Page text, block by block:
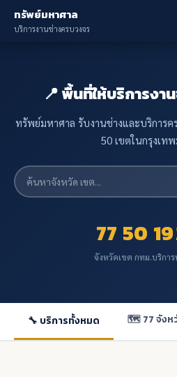
ทรัพย์มหาศาล
บริการงานช่างครบวงจร
📍 พื้นที่ให้บริการงา
ทรัพย์มหาศาล รับงานช่างและบริการ
50 เขตในกรุงเท
77
จังหวัด
50
เขต กทม.
19
บริการ
🔧 บริการทั้งหมด 🗺️ 77 จังห